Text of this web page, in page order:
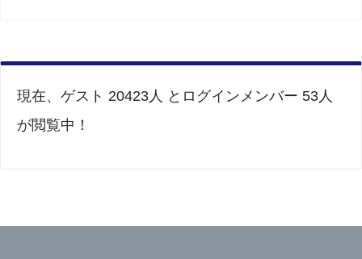
現在、ゲスト 20423人 とログインメンバー 53人
が閲覧中！